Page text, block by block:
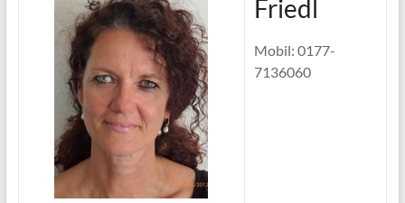
Friedl
Mobil: 0177-
7136060